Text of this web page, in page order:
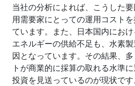
当社の分析によれば、こうした
用需要家にとっての運用コスト
ています。また、日本国内にお
エネルギーの供給不足も、水素
因となっています。その結果、
トが商業的に採算の取れる水準
投資を見送っているのが現状です